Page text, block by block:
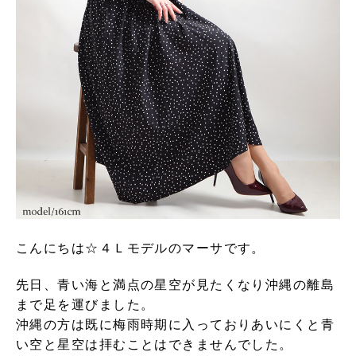
こんにちは☆４Ｌモデルのマーサです。
先日、青い海と満点の星空が見たくなり沖縄の離島
まで足を運びました。
沖縄の方は既に梅雨時期に入っておりあいにくと青
い空と星空は拝むことはできませんでした。